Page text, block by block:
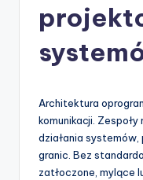
A
si
Architektura
komunikacji.
działania systemów,
granic. Bez
zatłoczone, mylące